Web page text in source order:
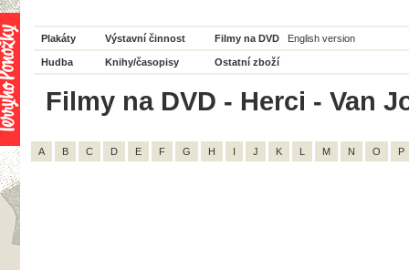
Plakáty Výstavní činnost Filmy na DVD English version
Hudba Knihy/časopisy Ostatní zboží
Filmy na DVD - Herci - Van
A B C D E F G H I J K L M N O P